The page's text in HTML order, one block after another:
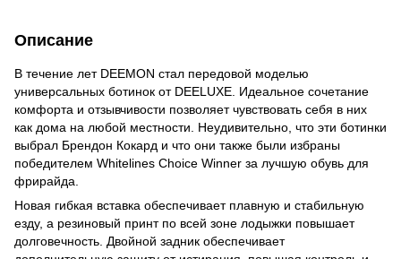
Описание
В течение лет DEEMON стал передовой моделью
универсальных ботинок от DEELUXE. Идеальное сочетание
комфорта и отзывчивости позволяет чувствовать себя в них
как дома на любой местности. Неудивительно, что эти ботинки
выбрал Брендон Кокард и что они также были избраны
победителем Whitelines Choice Winner за лучшую обувь для
фрирайда.
Новая гибкая вставка обеспечивает плавную и стабильную
езду, а резиновый принт по всей зоне лодыжки повышает
долговечность. Двойной задник обеспечивает